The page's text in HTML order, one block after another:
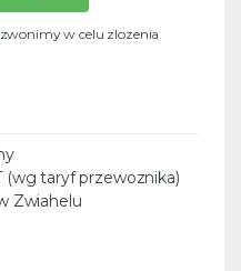
w celu zlozenia
(wg taryf przewoznika)
Zwiahelu